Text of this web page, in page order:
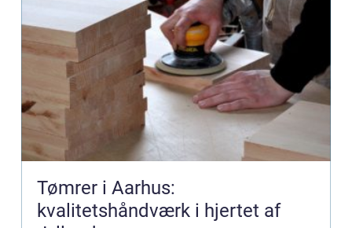
Tømrer i Aarhus:
kvalitetshåndværk i hjertet af